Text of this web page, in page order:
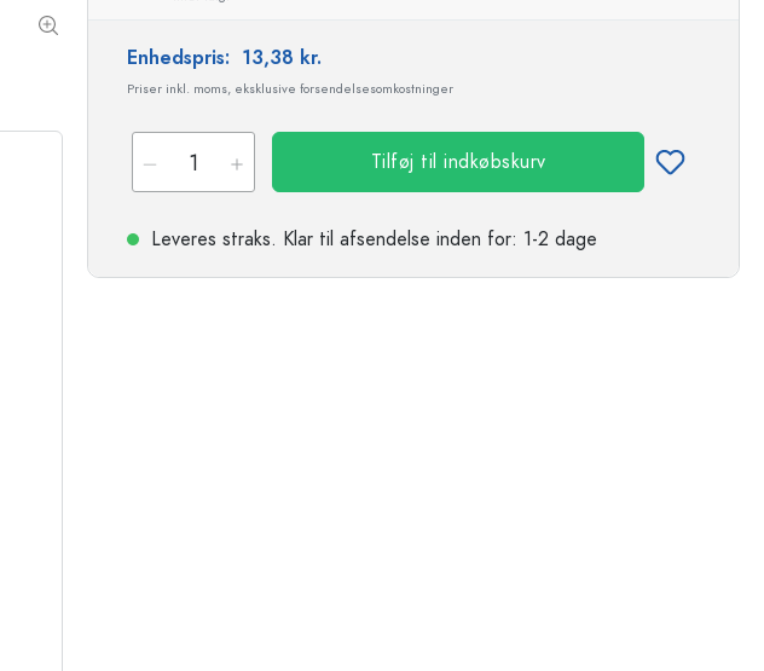
Enhedspris: 13,38 kr.
Priser inkl. moms, eksklusive forsendelsesomkostninger
Tilføj til indkøbskurv
Leveres straks. Klar til afsendelse inden for: 1-2 dage